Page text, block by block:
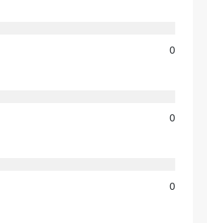
0
0
0